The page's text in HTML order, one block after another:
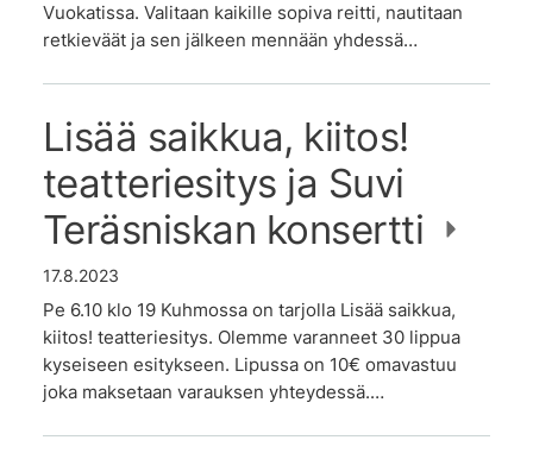
Vuokatissa. Valitaan kaikille sopiva reitti, nautitaan
retkieväät ja sen jälkeen mennään yhdessä…
Lisää saikkua, kiitos!
teatteriesitys ja Suvi
Teräsniskan konsertti
17.8.2023
Pe 6.10 klo 19 Kuhmossa on tarjolla Lisää saikkua,
kiitos! teatteriesitys. Olemme varanneet 30 lippua
kyseiseen esitykseen. Lipussa on 10€ omavastuu
joka maksetaan varauksen yhteydessä.…